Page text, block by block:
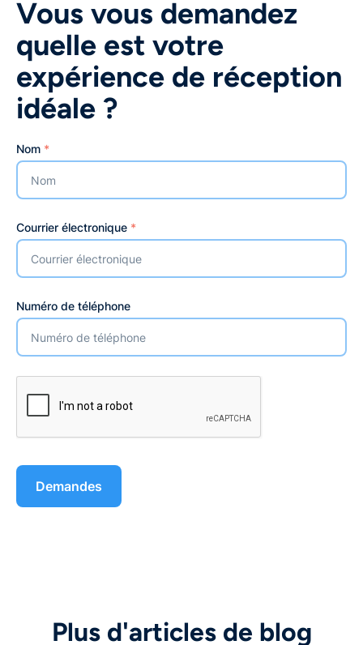
Vous vous demandez
quelle est votre
expérience de réception
idéale ?
Nom *
Courrier électronique *
Numéro de téléphone
Plus d'articles de blog